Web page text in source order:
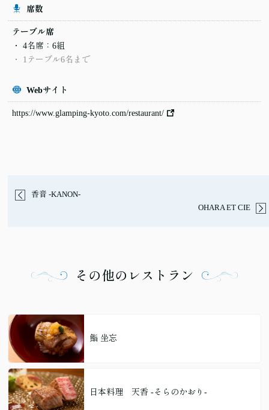
席数
テーブル席
4名席：6組
1テーブル6名まで
Webサイト
https://www.glamping-kyoto.com/restaurant/
香音 -KANON-
OHARA ET CIE
その他のレストラン
鮨 坐忘
日本料理 天香 -そらのかおり-